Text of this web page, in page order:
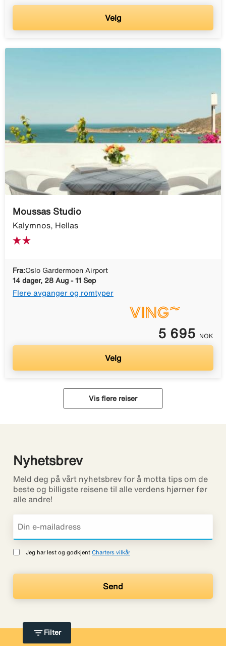
filter_list Filter
Velg
Moussas Studio
Kalymnos, Hellas
Fra:Oslo Gardermoen Airport
14 dager, 28 Aug - 11 Sep
Flere avganger og romtyper
5 695 NOK
Velg
Vis flere reiser
Nyhetsbrev
Meld deg på vårt nyhetsbrev for å motta tips om de
beste og billigste reisene til alle verdens hjørner før
alle andre!
Jeg har lest og godkjent Charters vilkår